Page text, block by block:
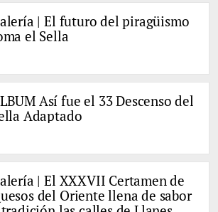
| El futuro del piragüismo
el Sella
Así fue el 33 Descenso del
Adaptado
| El XXXVII Certamen de
del Oriente llena de sabor